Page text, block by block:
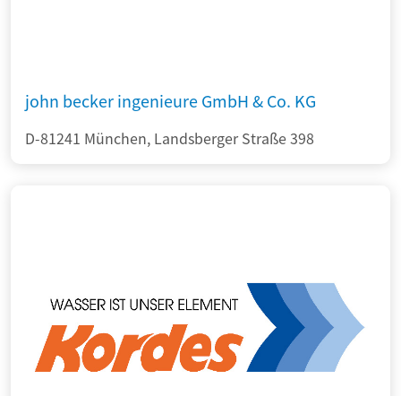
john becker ingenieure GmbH & Co. KG
D-81241 München, Landsberger Straße 398